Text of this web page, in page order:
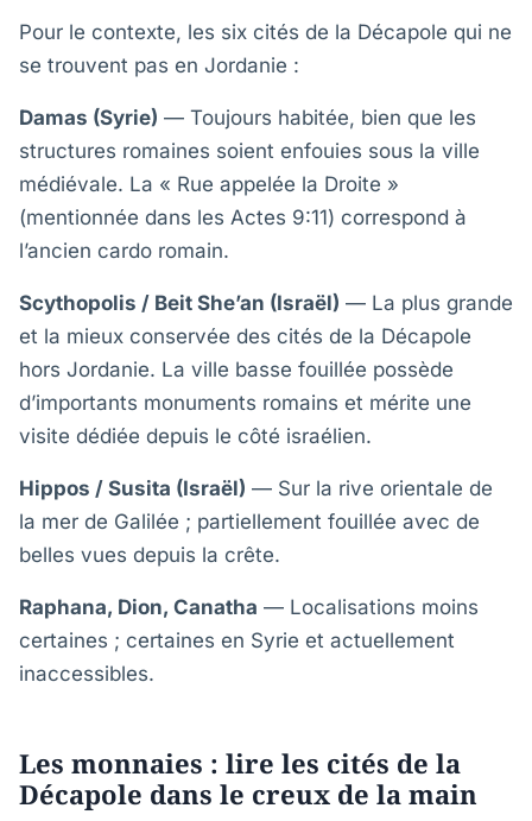
Pour le contexte, les six cités de la Décapole qui ne
se trouvent pas en Jordanie :
Damas (Syrie) — Toujours habitée, bien que les
structures romaines soient enfouies sous la ville
médiévale. La « Rue appelée la Droite »
(mentionnée dans les Actes 9:11) correspond à
l’ancien cardo romain.
Scythopolis / Beit She’an (Israël) — La plus grande
et la mieux conservée des cités de la Décapole
hors Jordanie. La ville basse fouillée possède
d’importants monuments romains et mérite une
visite dédiée depuis le côté israélien.
Hippos / Susita (Israël) — Sur la rive orientale de
la mer de Galilée ; partiellement fouillée avec de
belles vues depuis la crête.
Raphana, Dion, Canatha — Localisations moins
certaines ; certaines en Syrie et actuellement
inaccessibles.
Les monnaies : lire les cités de la
Décapole dans le creux de la main